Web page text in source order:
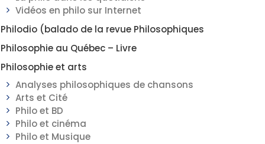
Vidéos en philo sur Internet
Philodio (balado de la revue Philosophiques
Philosophie au Québec – Livre
Philosophie et arts
Analyses philosophiques de chansons
Arts et Cité
Philo et BD
Philo et cinéma
Philo et Musique